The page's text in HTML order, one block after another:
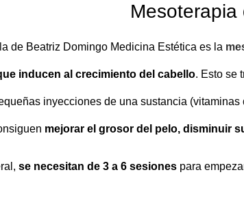
Mesoterapia
de Beatriz Domingo Medicina Estética es la
inducen al crecimiento del cabello. Esto se
inyecciones de una sustancia
mejorar el grosor del pelo, disminuir
se necesitan de 3 a 6 sesionespara